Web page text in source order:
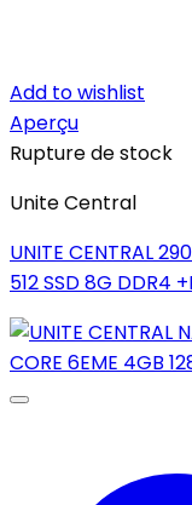
Add to wishlist
Aperçu
Rupture de stock
Unite Central
UNITE CENTRAL
512 SSD 8G DDR4